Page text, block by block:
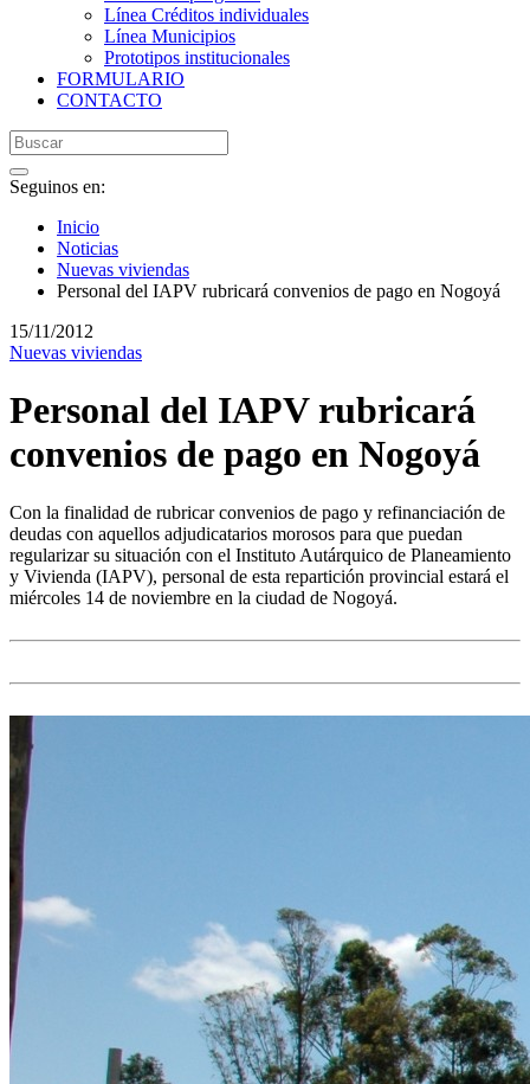
Línea Créditos individuales
Línea Municipios
Prototipos institucionales
FORMULARIO
CONTACTO
Seguinos en:
Inicio
Noticias
Nuevas viviendas
Personal del IAPV rubricará convenios de pago en Nogoyá
15/11/2012
Nuevas viviendas
Personal del IAPV rubricará
convenios de pago en Nogoyá
Con la finalidad de rubricar convenios de pago y refinanciación de
deudas con aquellos adjudicatarios morosos para que puedan
regularizar su situación con el Instituto Autárquico de Planeamiento
y Vivienda (IAPV), personal de esta repartición provincial estará el
miércoles 14 de noviembre en la ciudad de Nogoyá.